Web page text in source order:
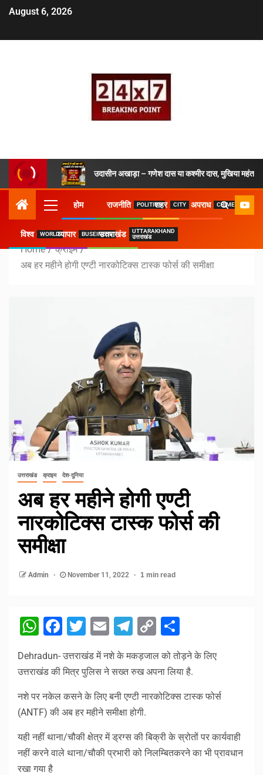
August 6, 2026
उदासीन अखाड़ा – गणेश दास या कश्मीर दास, मुखिया महंत ने
होम राजनीति POLITICSशहर CITY अपराध CRIME
विश्व WORLDव्यापार BUSEINESSउत्तराखंड
UTTARAKHAND
उत्तराखंड
Home
क्राइम
अब हर महीने होगी एण्टी नारकोटिक्स टास्क फोर्स की समीक्षा
उत्तराखंड क्राइम देश-दुनिया
अब हर महीने होगी एण्टी
नारकोटिक्स टास्क फोर्स की
समीक्षा
Admin November 11, 2022 1 min read
WhatsApp
Facebook
Twitter
EmailTelegram
Copy
Link
Dehradun- उत्तराखंड में नशे के मकड़जाल को तोड़ने के लिए
उत्तराखंड की मित्र पुलिस ने सख्त रुख अपना लिया है.
नशे पर नकेल कसने के लिए बनी एण्टी नारकोटिक्स टास्क फोर्स
(ANTF) की अब हर महीने समीक्षा होगी.
यही नहीं थाना/चौकी क्षेत्र में ड्रग्स की बिक्री के स्रोतों पर कार्यवाही
नहीं करने वाले थाना/चौकी प्रभारी को निलम्बितकरने का भी प्रावधान
रखा गया है